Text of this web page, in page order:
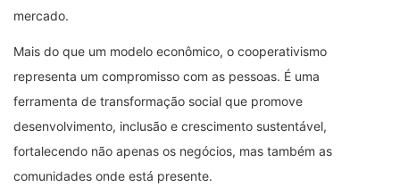
mercado.
Mais do que um modelo econômico, o cooperativismo
representa um compromisso com as pessoas. É uma
ferramenta de transformação social que promove
desenvolvimento, inclusão e crescimento sustentável,
fortalecendo não apenas os negócios, mas também as
comunidades onde está presente.